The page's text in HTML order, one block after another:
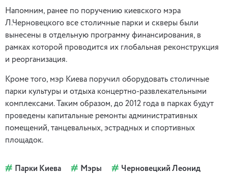
Напомним, ранее по поручению киевского мэра
Л.Черновецкого все столичные парки и скверы были
вынесены в отдельную программу финансирования, в
рамках которой проводится их глобальная реконструкция
и реорганизация.
Кроме того, мэр Киева поручил оборудовать столичные
парки культуры и отдыха концертно-развлекательными
комплексами. Таким образом, до 2012 года в парках будут
проведены капитальные ремонты административных
помещений, танцевальных, эстрадных и спортивных
площадок.
Парки Киева Мэры Черновецкий Леонид